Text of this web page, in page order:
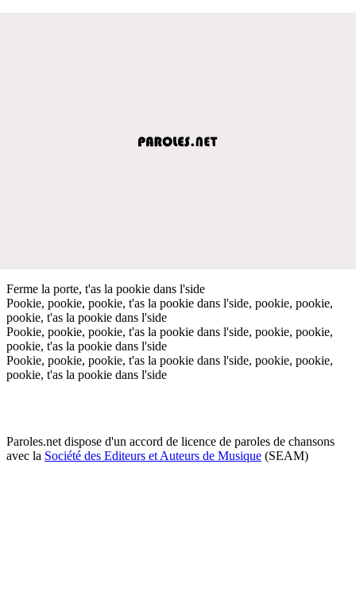
Ferme la porte, t'as la pookie dans l'side
Pookie, pookie, pookie, t'as la pookie dans l'side, pookie, pookie,
pookie, t'as la pookie dans l'side
Pookie, pookie, pookie, t'as la pookie dans l'side, pookie, pookie,
pookie, t'as la pookie dans l'side
Pookie, pookie, pookie, t'as la pookie dans l'side, pookie, pookie,
pookie, t'as la pookie dans l'side
Paroles.net dispose d'un accord de licence de paroles de chansons
avec la Société des Editeurs et Auteurs de Musique (SEAM)